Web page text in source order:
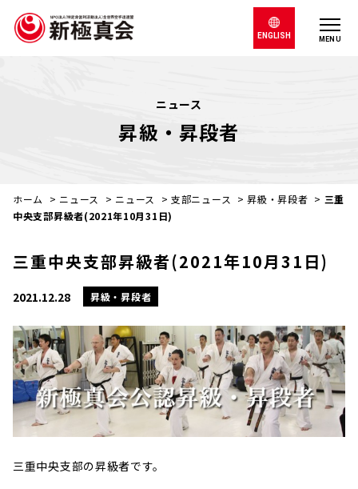
MENU
ENGLISH
ニュース
昇級・昇段者
ホーム > ニュース > ニュース >支部ニュース >昇級・昇段者 > 三重
中央支部昇級者(2021年10月31日)
三重中央支部昇級者(2021年10月31日)
2021.12.28 昇級・昇段者
三重中央支部の昇級者です。